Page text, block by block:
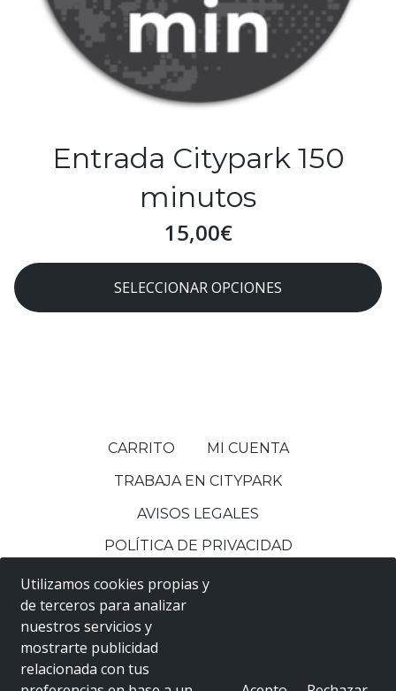
Entrada Citypark 150
minutos
15,00€
SELECCIONAR OPCIONES
CARRITO
MI CUENTA
TRABAJA EN CITYPARK
AVISOS LEGALES
POLÍTICA DE PRIVACIDAD
POLÍTICA DE COOKIES
CITYPARKEntertainment Center
Estamos en elCentro Comercial ITAROA
Huarte/Uharte - Teléfono: 699211800
Utilizamos cookies propias y
de terceros para analizar
nuestros servicios y
mostrarte publicidad
relacionada con tus